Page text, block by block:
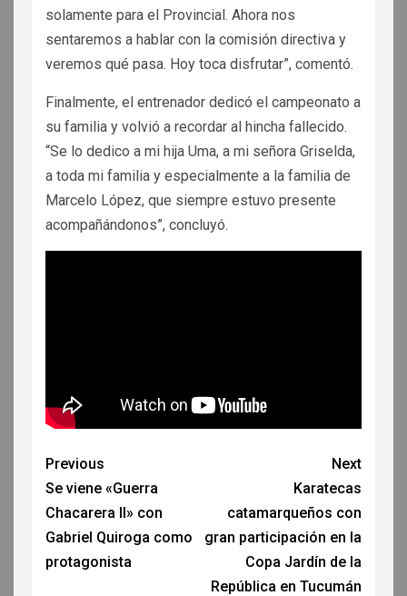
solamente para el Provincial. Ahora nos
sentaremos a hablar con la comisión directiva y
veremos qué pasa. Hoy toca disfrutar”, comentó.
Finalmente, el entrenador dedicó el campeonato a
su familia y volvió a recordar al hincha fallecido.
“Se lo dedico a mi hija Uma, a mi señora Griselda,
a toda mi familia y especialmente a la familia de
Marcelo López, que siempre estuvo presente
acompañándonos”, concluyó.
Previous
Se viene «Guerra
Chacarera II» con
Gabriel Quiroga como
protagonista
Next
Karatecas
catamarqueños con
gran participación en la
Copa Jardín de la
República en Tucumán